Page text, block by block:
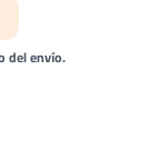
del envío.